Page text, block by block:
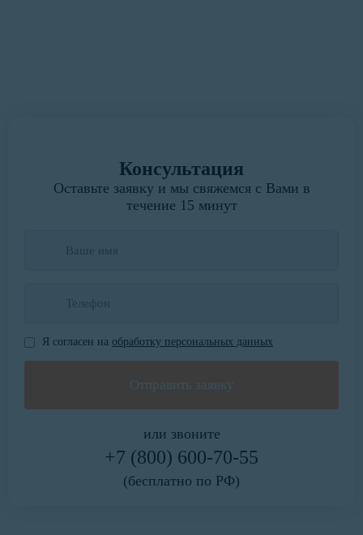
Консультация
Оставьте заявку и мы свяжемся с Вами в
течение 15 минут
Я согласен на обработку персональных данных
или звоните
+7 (800) 600-70-55
(бесплатно по РФ)